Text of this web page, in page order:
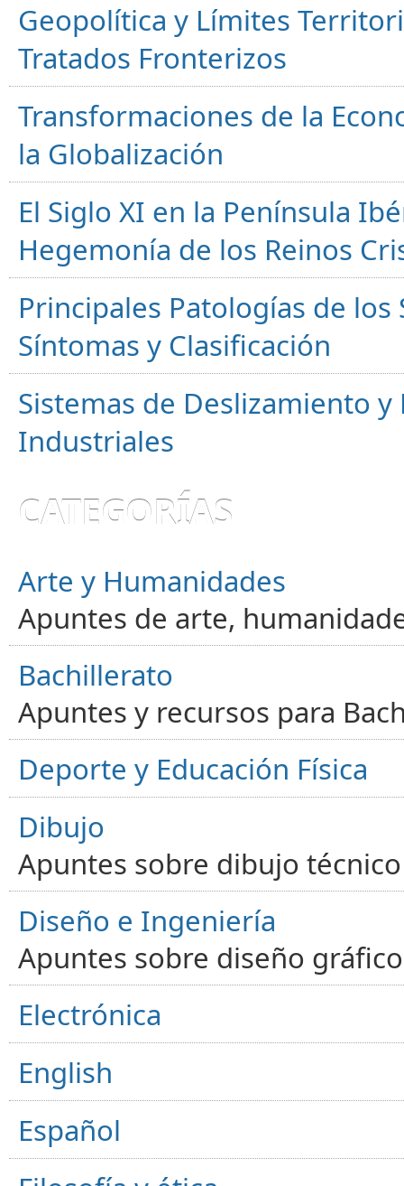
Geopolítica y Límites
Tratados Fronterizos
Transformaciones de la
la Globalización
El Siglo XI en la Península
Hegemonía de los Reinos
Principales Patologías de
Síntomas y Clasificación
Sistemas de Deslizamiento
Industriales
CATEGORÍAS
Arte y Humanidades
Apuntes de arte,
Bachillerato
Apuntes y recursos para
Deporte y Educación Física
Dibujo
Apuntes sobre dibujo
Diseño e Ingeniería
Apuntes sobre diseño
Electrónica
English
Español